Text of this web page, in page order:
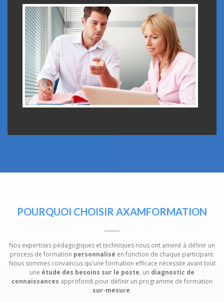
POURQUOI CHOISIR AXAMFORMATION
Nos expertises pédagogiques et techniques nous ont amené à définir un
process de formation personnalisé en fonction de chaque participant.
Nous sommes convaincus qu'une formation efficace nécessite avant tout
une étude des besoins sur le poste, un diagnostic de
connaissances approfondi pour définir un programme de formation
sur-mesure.